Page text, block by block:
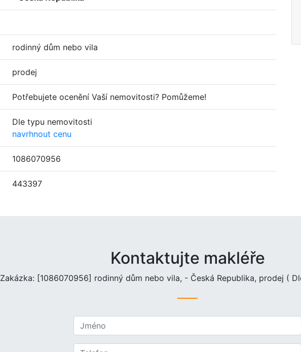
rodinný dům nebo vila
prodej
Potřebujete ocenění Vaší nemovitosti? Pomůžeme!
Dle typu nemovitosti
navrhnout cenu
1086070956
443397
Kontaktujte makléře
Zakázka: [1086070956] rodinný dům nebo vila, - Česká Republika, prodej (